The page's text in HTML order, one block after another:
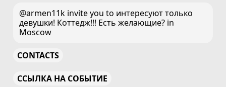
@armen11k invite you to интересуют только
девушки! Коттедж!!! Есть желающие? in
Moscow
CONTACTS
ССЫЛКА НА СОБЫТИЕ